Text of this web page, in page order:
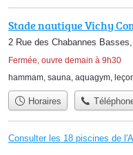
Stade nautique Vichy
2 Rue des Chabannes
Fermée, ouvre demain à 9h30
hammam, sauna, aquagym,
Horaires
Consulter les 18 piscines de